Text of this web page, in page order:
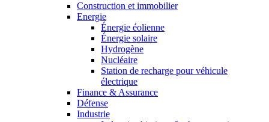
Construction et immobilier
Energie
Énergie éolienne
Énergie solaire
Hydrogène
Nucléaire
Station de recharge pour véhicule
électrique
Finance & Assurance
Défense
Industrie